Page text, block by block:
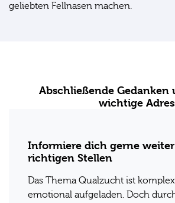
geliebten Fellnasen machen.
Abschließende Gedanken
wichtige
Informiere dich gerne
richtigen Stellen
Das Thema Qualzucht ist
emotional aufgeladen. Doch